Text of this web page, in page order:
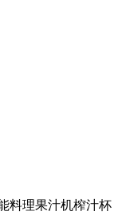
料理果汁机榨汁杯